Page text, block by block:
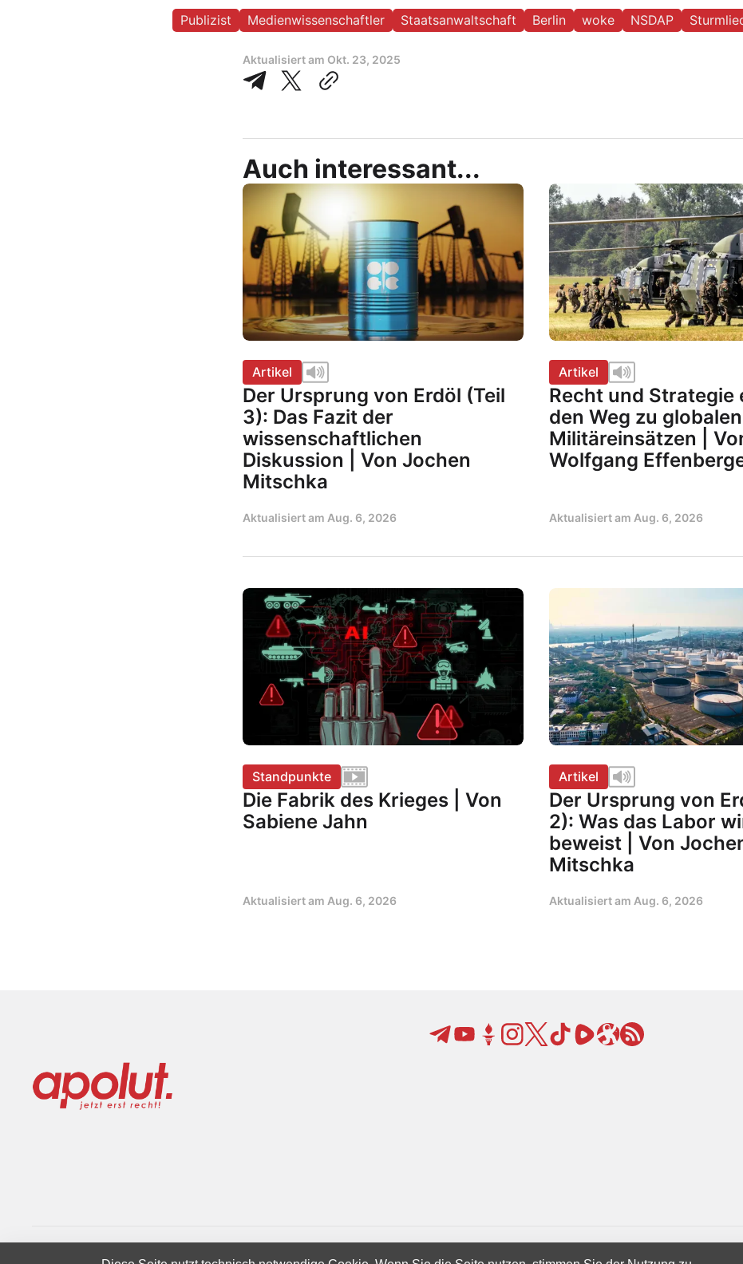
Publizist Medienwissenschaftler Staatsanwaltschaft Berlin woke NSDAP
Aktualisiert am Okt. 23, 2025
Auch interessant...
Artikel
Der Ursprung von Erdöl (Teil
3): Das Fazit der
wissenschaftlichen
Diskussion | Von Jochen
Mitschka
Aktualisiert am Aug. 6, 2026
Artikel
Recht und Strategie
den Weg zu globalen
Militäreinsätzen |
Wolfgang
Aktualisiert am Aug. 6, 2026
Standpunkte
Die Fabrik des Krieges | Von
Sabiene Jahn
Aktualisiert am Aug. 6, 2026
Artikel
Der Ursprung von
2): Was das Labor
beweist | Von
Mitschka
Aktualisiert am Aug. 6, 2026